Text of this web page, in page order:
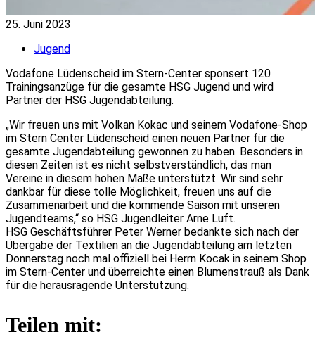
25. Juni 2023
Jugend
Vodafone Lüdenscheid im Stern-Center sponsert 120
Trainingsanzüge für die gesamte HSG Jugend und wird
Partner der HSG Jugendabteilung.
„Wir freuen uns mit Volkan Kokac und seinem Vodafone-Shop
im Stern Center Lüdenscheid einen neuen Partner für die
gesamte Jugendabteilung gewonnen zu haben. Besonders in
diesen Zeiten ist es nicht selbstverständlich, das man
Vereine in diesem hohen Maße unterstützt. Wir sind sehr
dankbar für diese tolle Möglichkeit, freuen uns auf die
Zusammenarbeit und die kommende Saison mit unseren
Jugendteams,“ so HSG Jugendleiter Arne Luft.
HSG Geschäftsführer Peter Werner bedankte sich nach der
Übergabe der Textilien an die Jugendabteilung am letzten
Donnerstag noch mal offiziell bei Herrn Kocak in seinem Shop
im Stern-Center und überreichte einen Blumenstrauß als Dank
für die herausragende Unterstützung.
Teilen mit: